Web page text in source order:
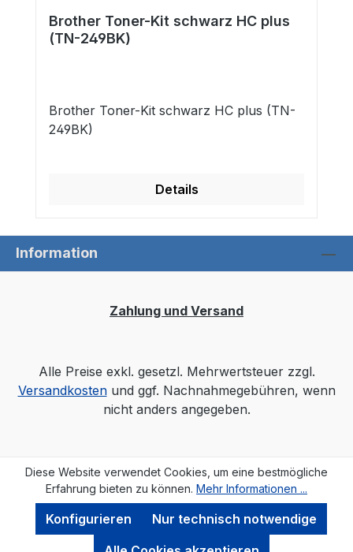
Brother Toner-Kit schwarz HC plus
(TN-249BK)
Brother Toner-Kit schwarz HC plus (TN-
249BK)
Details
Information
Zahlung und Versand
Alle Preise exkl. gesetzl. Mehrwertsteuer zzgl.
Versandkostenund ggf. Nachnahmegebühren, wenn
nicht anders angegeben.
Diese Website verwendet Cookies, um eine bestmögliche
Erfahrung bieten zu können. Mehr Informationen ...
Nur technisch notwendige
Konfigurieren